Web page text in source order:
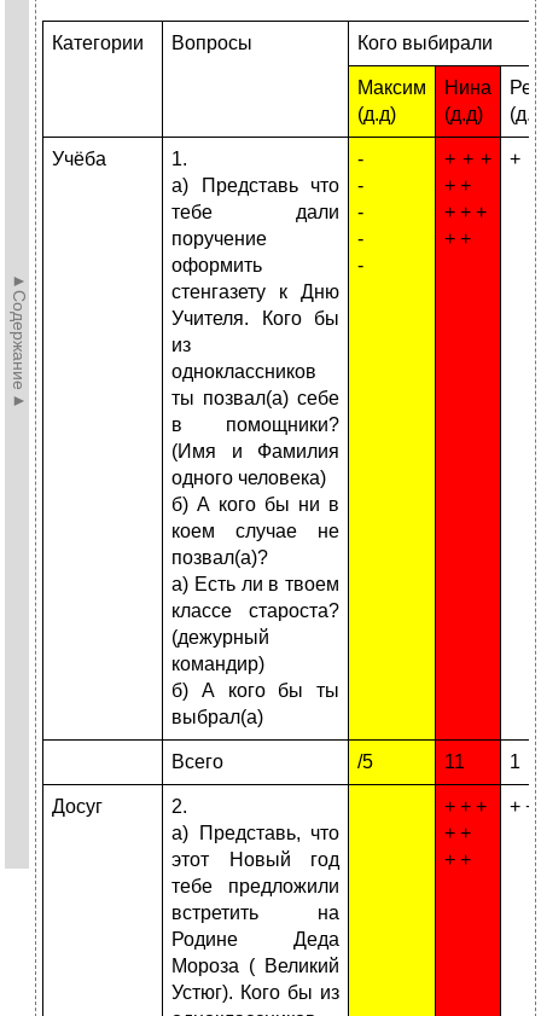
►Содержание►
Категории Вопросы Кого выбирали
Максим
(д.д)
Нина
(д.д)
Учёба
1.
а) Представь что
тебе дали
поручение
оформить
стенгазету к Дню
Учителя. Кого бы
из
одноклассников
ты позвал(а) себе
в помощники?
(Имя и Фамилия
одного человека)
б) А кого бы ни в
коем случае не
позвал(а)?
а) Есть ли в твоем
классе староста?
(дежурный
командир)
б) А кого бы ты
выбрал(а)
-
-
-
-
-
+ + +
+ +
+ + +
+ +
+
Всего /5 11 1
Досуг
2.
а) Представь, что
этот Новый год
тебе предложили
встретить на
Родине Деда
Мороза ( Великий
Устюг). Кого бы из
+ + +
+ +
+ +
+ +